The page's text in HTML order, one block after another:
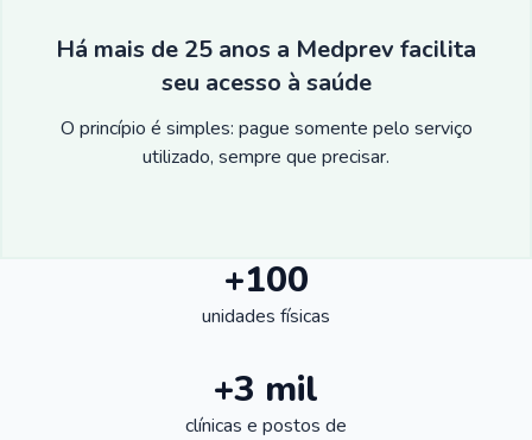
Há mais de 25 anos a Medprev facilita
seu acesso à saúde
O princípio é simples: pague somente pelo serviço
utilizado, sempre que precisar.
+100
unidades físicas
+3 mil
clínicas e postos de